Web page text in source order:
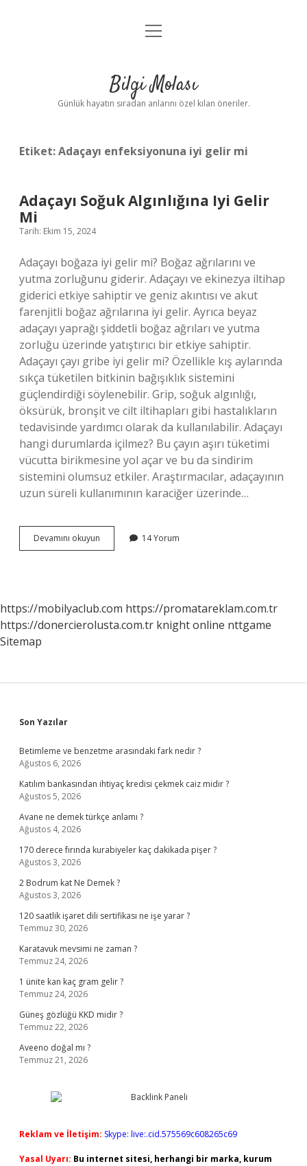
Anasayfa
Yasal Uyarı
menüyü
Bilgi Molası
Günlük hayatın sıradan anlarını özel kılan öneriler.
Etiket:Adaçayı enfeksiyonuna iyi gelir mi
Adaçayı Soğuk Algınlığına Iyi Gelir
Mi
Tarih: Ekim 15, 2024
Adaçayı boğaza iyi gelir mi? Boğaz ağrılarını ve
yutma zorluğunu giderir. Adaçayı ve ekinezya iltihap
giderici etkiye sahiptir ve geniz akıntısı ve akut
farenjitli boğaz ağrılarına iyi gelir. Ayrıca beyaz
adaçayı yaprağı şiddetli boğaz ağrıları ve yutma
zorluğu üzerinde yatıştırıcı bir etkiye sahiptir.
Adaçayı çayı gribe iyi gelir mi? Özellikle kış aylarında
sıkça tüketilen bitkinin bağışıklık sistemini
güçlendirdiği söylenebilir. Grip, soğuk algınlığı,
öksürük, bronşit ve cilt iltihapları gibi hastalıkların
tedavisinde yardımcı olarak da kullanılabilir. Adaçayı
hangi durumlarda içilmez? Bu çayın aşırı tüketimi
vücutta birikmesine yol açar ve bu da sindirim
sistemini olumsuz etkiler. Araştırmacılar, adaçayının
uzun süreli kullanımının karaciğer üzerinde…
Devamını okuyun Adaçayı
Soğuk
14 Yorum
https://mobilyaclub.com https://promatareklam.com.tr
https://donercierolusta.com.tr knight online nttgame
Sitemap
Sidebar
Son Yazılar
Betimleme ve benzetme arasındaki fark nedir ?
Ağustos 6, 2026
Katılım bankasından ihtiyaç kredisi çekmek caiz midir ?
Ağustos 5, 2026
Avane ne demek türkçe anlamı ?
Ağustos 4, 2026
170 derece fırında kurabiyeler kaç dakikada pişer ?
Ağustos 3, 2026
2 Bodrum kat Ne Demek ?
Ağustos 3, 2026
120 saatlik işaret dili sertifikası ne işe yarar ?
Temmuz 30, 2026
Karatavuk mevsimi ne zaman ?
Temmuz 24, 2026
1 ünite kan kaç gram gelir ?
Temmuz 24, 2026
Güneş gözlüğü KKD midir ?
Temmuz 22, 2026
Aveeno doğal mı ?
Temmuz 21, 2026
Reklam ve İletişim: Skype: live:.cid.575569c608265c69
Yasal Uyarı: Bu internet sitesi, herhangi bir marka, kurum